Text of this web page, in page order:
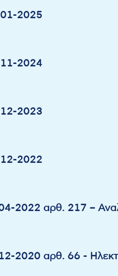
2025
2024
2023
2022
2022 αρθ. 217 –
2020 αρθ. 66 -